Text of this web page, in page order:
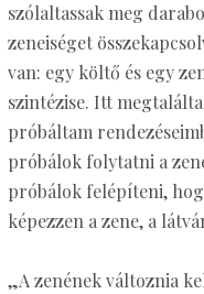
szólaltassak meg
zeneiséget
van: egy költő és egy
szintézise. Itt
próbáltam
próbálok folytatni a
próbálok felépíteni,
képezzen a zene, a
„A zenének változnia